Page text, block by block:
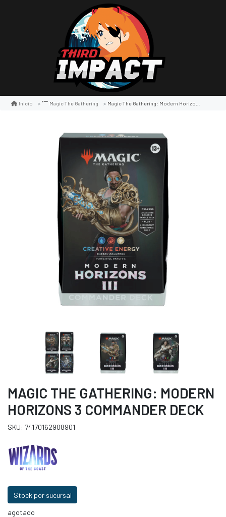
Inicio Magic The Gathering Magic The Gathering: Modern Horizons 3 Commander Deck
MAGIC THE GATHERING: MODERN
HORIZONS 3 COMMANDER DECK
SKU: 74170162908901
Stock por sucursal
agotado